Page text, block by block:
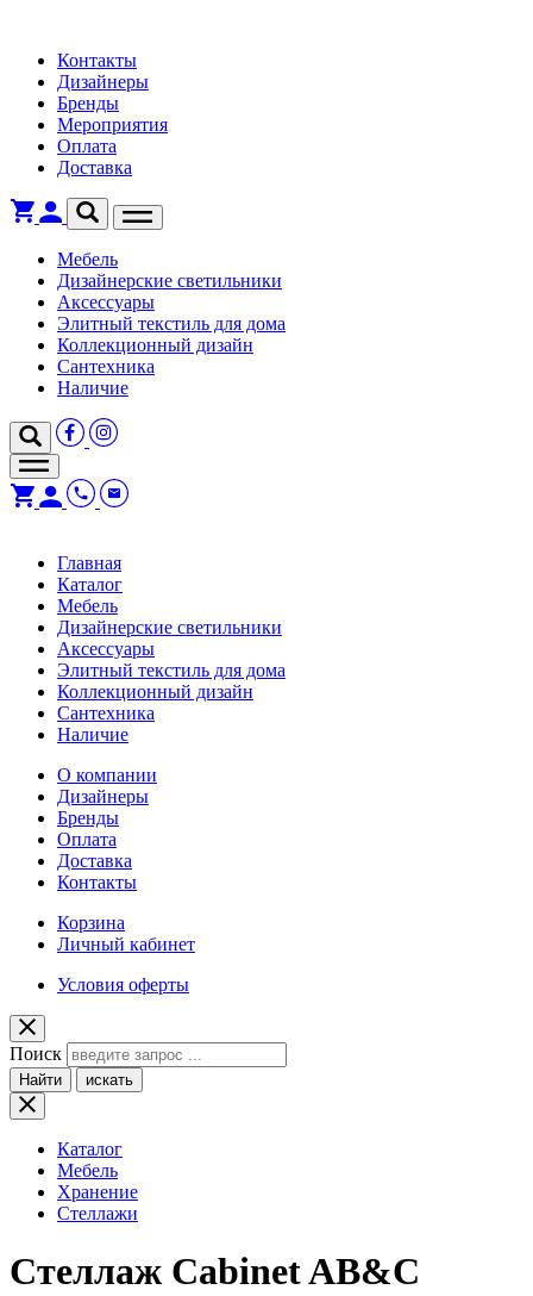
Контакты
Дизайнеры
Бренды
Мероприятия
Оплата
Доставка
Мебель
Дизайнерские светильники
Аксессуары
Элитный текстиль для дома
Коллекционный дизайн
Сантехника
Наличие
Главная
Каталог
Мебель
Дизайнерские светильники
Аксессуары
Элитный текстиль для дома
Коллекционный дизайн
Сантехника
Наличие
О компании
Дизайнеры
Бренды
Оплата
Доставка
Контакты
Корзина
Личный кабинет
Условия оферты
Поиск
Найти искать
Каталог
Мебель
Хранение
Стеллажи
Стеллаж Cabinet AB&C